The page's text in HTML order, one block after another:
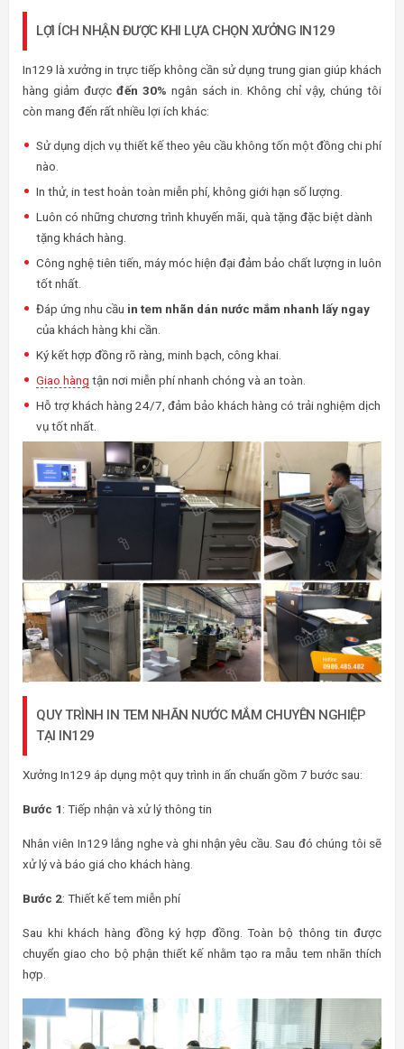
LỢI ÍCH NHẬN ĐƯỢC KHI LỰA CHỌN XƯỞNG IN129
In129 là xưởng in trực tiếp không cần sử dụng trung gian giúp khách
hàng giảm được đến 30% ngân sách in. Không chỉ vậy, chúng tôi
còn mang đến rất nhiều lợi ích khác:
Sử dụng dịch vụ thiết kế theo yêu cầu không tốn một đồng chi phí
nào.
In thử, in test hoàn toàn miễn phí, không giới hạn số lượng.
Luôn có những chương trình khuyến mãi, quà tặng đặc biệt dành
tặng khách hàng.
Công nghệ tiên tiến, máy móc hiện đại đảm bảo chất lượng in luôn
tốt nhất.
Đáp ứng nhu cầu in tem nhãn dán nước mắm nhanh lấy ngay
của khách hàng khi cần.
Ký kết hợp đồng rõ ràng, minh bạch, công khai.
Giao hàng tận nơi miễn phí nhanh chóng và an toàn.
Hỗ trợ khách hàng 24/7, đảm bảo khách hàng có trải nghiệm dịch
vụ tốt nhất.
QUY TRÌNH IN TEM NHÃN NƯỚC MẮM CHUYÊN NGHIỆP
TẠI IN129
Xưởng In129 áp dụng một quy trình in ấn chuẩn gồm 7 bước sau:
Bước 1: Tiếp nhận và xử lý thông tin
Nhân viên In129 lắng nghe và ghi nhận yêu cầu. Sau đó chúng tôi sẽ
xử lý và báo giá cho khách hàng.
Bước 2: Thiết kế tem miễn phí
Sau khi khách hàng đồng ký hợp đồng. Toàn bộ thông tin được
chuyển giao cho bộ phận thiết kế nhằm tạo ra mẫu tem nhãn thích
hợp.